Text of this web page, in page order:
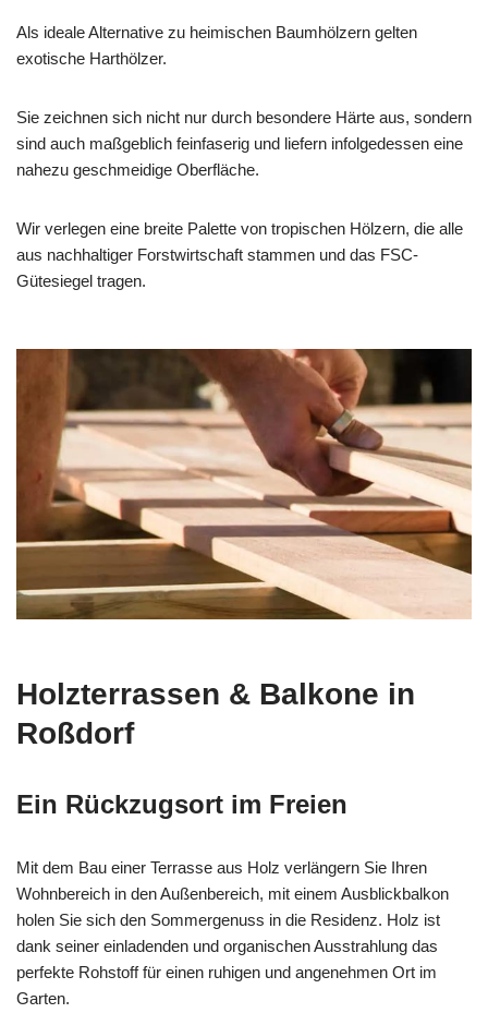
Als ideale Alternative zu heimischen Baumhölzern gelten
exotische Harthölzer.
Sie zeichnen sich nicht nur durch besondere Härte aus, sondern
sind auch maßgeblich feinfaserig und liefern infolgedessen eine
nahezu geschmeidige Oberfläche.
Wir verlegen eine breite Palette von tropischen Hölzern, die alle
aus nachhaltiger Forstwirtschaft stammen und das FSC-
Gütesiegel tragen.
Holzterrassen & Balkone in
Roßdorf
Ein Rückzugsort im Freien
Mit dem Bau einer Terrasse aus Holz verlängern Sie Ihren
Wohnbereich in den Außenbereich, mit einem Ausblickbalkon
holen Sie sich den Sommergenuss in die Residenz. Holz ist
dank seiner einladenden und organischen Ausstrahlung das
perfekte Rohstoff für einen ruhigen und angenehmen Ort im
Garten.